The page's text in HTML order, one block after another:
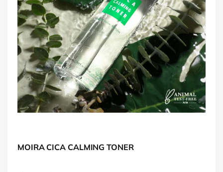
MOIRA CICA CALMING TONER